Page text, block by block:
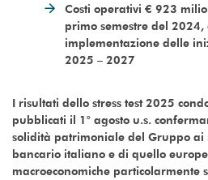
Costi operativi € 923
primo semestre del
implementazione delle
2025 – 2027
I risultati dello stress test 2025
pubblicati il 1° agosto u.s.
solidità patrimoniale del Gruppo ai
bancario italiano e di quello
macroeconomiche particolarmente